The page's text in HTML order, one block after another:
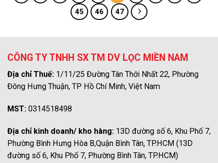
45
46 47
CÔNG TY TNHH SX TM DV LỌC MIỀN NAM
Địa chỉ Thuế: 1/11/25 Đường Tân Thới Nhất 22, Phường
Đông Hưng Thuận, TP Hồ Chí Minh, Việt Nam
MST: 0314518498
Địa chỉ kinh doanh/ kho hàng: 13D đường số 6, Khu Phố 7,
Phường Bình Hưng Hòa B,Quận Bình Tân, TP.HCM (13D
đường số 6, Khu Phố 7, Phường Bình Tân, TP.HCM)